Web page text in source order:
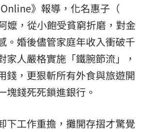
》報導，化名惠子（
嬤，從小飽受貧窮折磨，對金
。婚後儘管家庭年收入衝破千
家人嚴格實施「鐵腕節流」，
錢，更狠斬所有外食與旅遊開
塊錢死死鎖進銀行。
下工作重擔，攤開存摺才驚覺